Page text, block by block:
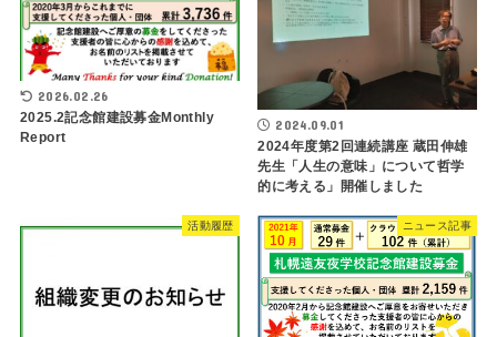
2026.02.26
2025.2記念館建設募金Monthly
Report
2024.09.01
2024年度第2回連続講座 蔵田伸雄
先生「人生の意味」について哲学
的に考える」開催しました
活動履歴 ニュース記事